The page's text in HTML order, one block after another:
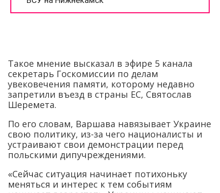
Такое мнение высказал в эфире 5 канала
секретарь Госкомиссии по делам
увековечения памяти, которому недавно
запретили въезд в страны ЕС, Святослав
Шеремета.
По его словам, Варшава навязывает Украине
свою политику, из-за чего националисты и
устраивают свои демонстрации перед
польскими дипучреждениями.
«Сейчас ситуация начинает потихоньку
меняться и интерес к тем событиям